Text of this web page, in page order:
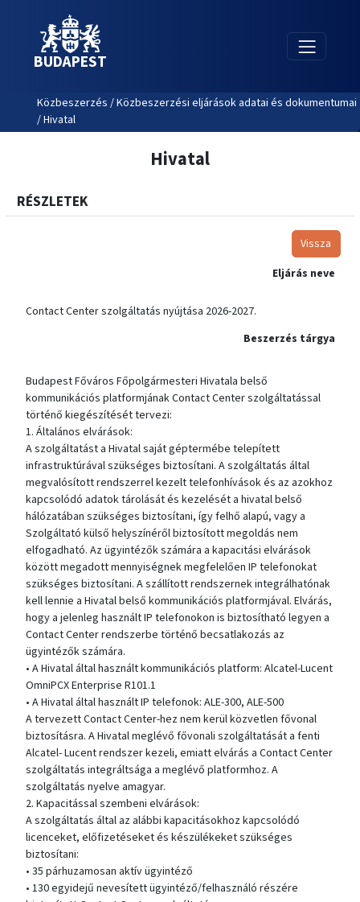
BUDAPEST
Közbeszerzés / Közbeszerzési eljárások adatai és dokumentumai
/ Hivatal
Hivatal
RÉSZLETEK
Vissza
Eljárás neve
Contact Center szolgáltatás nyújtása 2026-2027.
Beszerzés tárgya
Budapest Főváros Főpolgármesteri Hivatala belső
kommunikációs platformjának Contact Center szolgáltatással
történő kiegészítését tervezi:
1. Általános elvárások:
A szolgáltatást a Hivatal saját géptermébe telepített
infrastruktúrával szükséges biztosítani. A szolgáltatás által
megvalósított rendszerrel kezelt telefonhívások és az azokhoz
kapcsolódó adatok tárolását és kezelését a hivatal belső
hálózatában szükséges biztosítani, így felhő alapú, vagy a
Szolgáltató külső helyszínéről biztosított megoldás nem
elfogadható. Az ügyintézők számára a kapacitási elvárások
között megadott mennyiségnek megfelelően IP telefonokat
szükséges biztosítani. A szállított rendszernek integrálhatónak
kell lennie a Hivatal belső kommunikációs platformjával. Elvárás,
hogy a jelenleg használt IP telefonokon is biztosítható legyen a
Contact Center rendszerbe történő becsatlakozás az
ügyintézők számára.
• A Hivatal által használt kommunikációs platform: Alcatel-Lucent
OmniPCX Enterprise R101.1
• A Hivatal által használt IP telefonok: ALE-300, ALE-500
A tervezett Contact Center-hez nem kerül közvetlen fővonal
biztosításra. A Hivatal meglévő fővonali szolgáltatását a fenti
Alcatel- Lucent rendszer kezeli, emiatt elvárás a Contact Center
szolgáltatás integráltsága a meglévő platformhoz. A
szolgáltatás nyelve amagyar.
2. Kapacitással szembeni elvárások:
A szolgáltatás által az alábbi kapacitásokhoz kapcsolódó
licenceket, előfizetéseket és készülékeket szükséges
biztosítani:
• 35 párhuzamosan aktív ügyintéző
• 130 egyidejű nevesített ügyintéző/felhasználó részére